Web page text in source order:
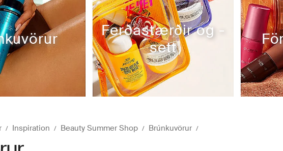
Ferðastærðir og -
sett
Inspiration Beauty Summer Shop Brúnkuvörur